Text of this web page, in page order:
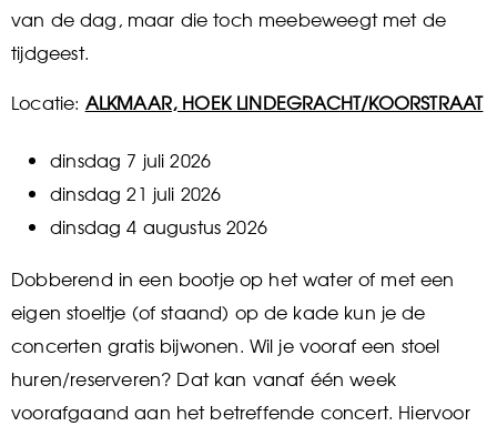
van de dag, maar die toch meebeweegt met de
tijdgeest.
Locatie: ALKMAAR, HOEK LINDEGRACHT/KOORSTRAAT
dinsdag 7 juli 2026
dinsdag 21 juli 2026
dinsdag 4 augustus 2026
Dobberend in een bootje op het water of met een
eigen stoeltje (of staand) op de kade kun je de
concerten gratis bijwonen. Wil je vooraf een stoel
huren/reserveren? Dat kan vanaf één week
voorafgaand aan het betreffende concert. Hiervoor